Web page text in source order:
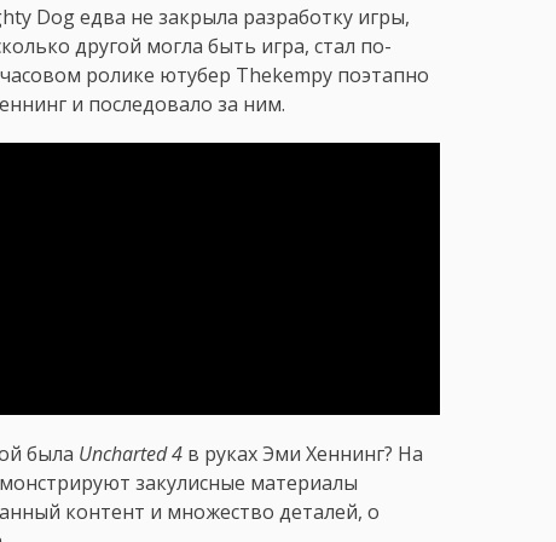
Dog едва не закрыла разработку игры,
другой могла быть игра, стал по-
ролике ютубер Thekempy поэтапно
и последовало за ним.
была Uncharted 4 в руках Эми Хеннинг? На
закулисные материалы
контент и множество деталей, о